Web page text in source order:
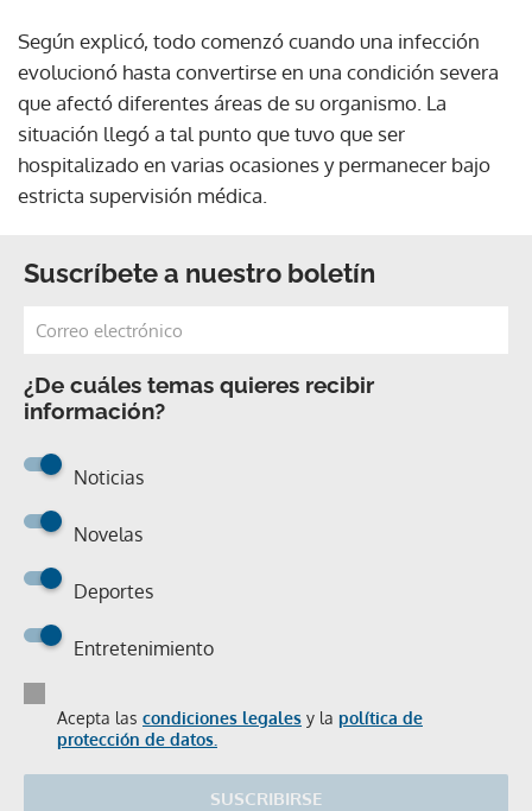
Según explicó, todo comenzó cuando una infección
evolucionó hasta convertirse en una condición severa
que afectó diferentes áreas de su organismo. La
situación llegó a tal punto que tuvo que ser
hospitalizado en varias ocasiones y permanecer bajo
estricta supervisión médica.
Suscríbete a nuestro boletín
¿De cuáles temas quieres recibir
información?
Noticias
Novelas
Deportes
Entretenimiento
Acepta las condiciones legales y la política de
protección de datos.
SUSCRIBIRSE